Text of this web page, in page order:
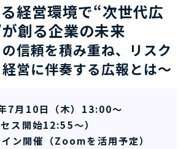
資料ダウンロード
導入事例
eltes insight
経営環境で“次世代広
創る企業の未来
信頼を積み重ね、リスク
営に伴奏する広報とは～
7月10日（木）13:00～
ス開始12:55～）
ン開催（Zoomを活用予定）